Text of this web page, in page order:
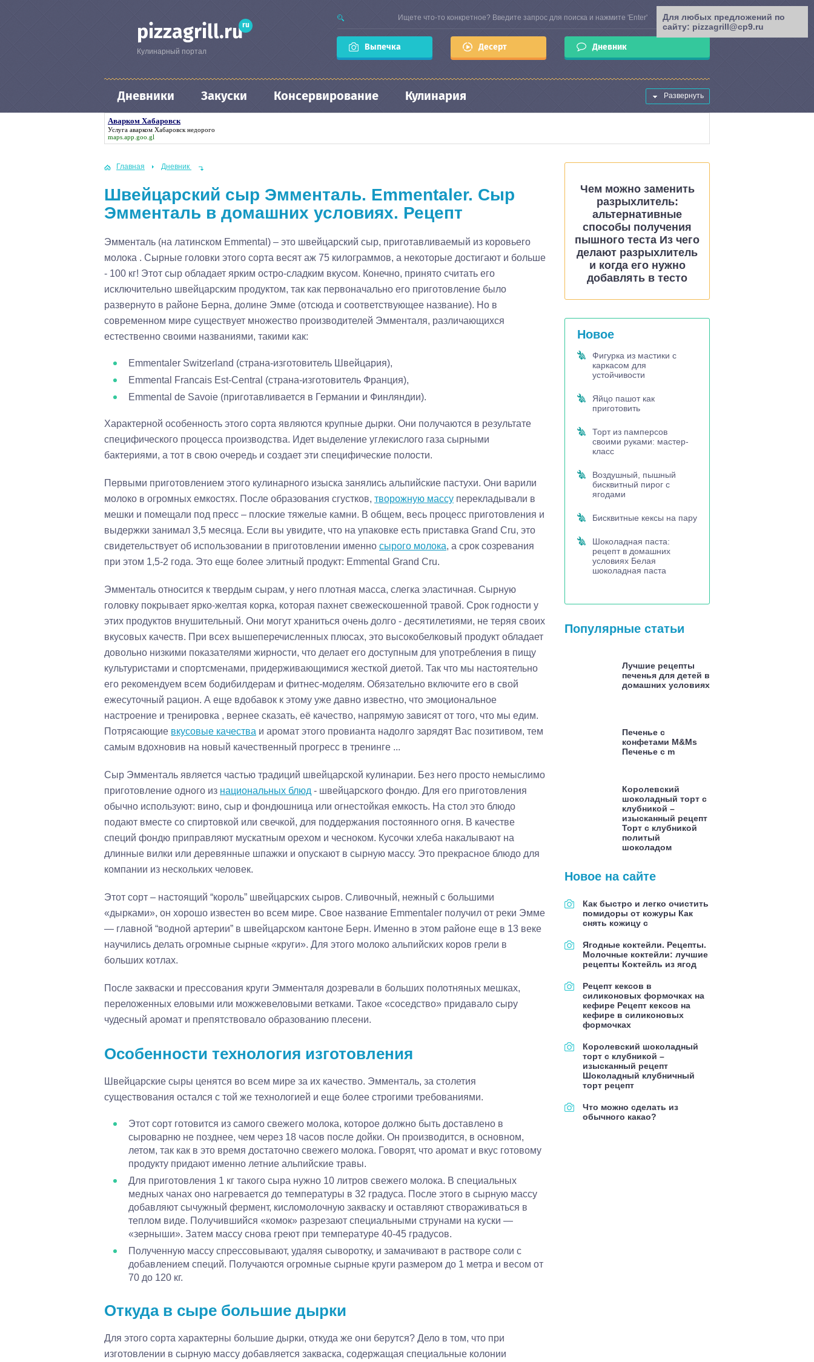
pizzagrill.ruru
Кулинарный портал Выпечка Десерт Дневник
Дневники Закуски Консервирование Кулинария Развернуть
Аварком Хабаровск
Услуга аварком Хабаровск недорого
maps.app.goo.gl
Главная Дневник
Швейцарский сыр Эмменталь. Emmentaler. Сыр
Эмменталь в домашних условиях. Рецепт
Эмменталь (на латинском Emmental) – это швейцарский сыр, приготавливаемый из коровьего
молока . Сырные головки этого сорта весят аж 75 килограммов, а некоторые достигают и больше
- 100 кг! Этот сыр обладает ярким остро-сладким вкусом. Конечно, принято считать его
исключительно швейцарским продуктом, так как первоначально его приготовление было
развернуто в районе Берна, долине Эмме (отсюда и соответствующее название). Но в
современном мире существует множество производителей Эмменталя, различающихся
естественно своими названиями, такими как:
Emmentaler Switzerland (страна-изготовитель Швейцария),
Emmental Francais Est-Central (страна-изготовитель Франция),
Emmental de Savoie (приготавливается в Германии и Финляндии).
Характерной особенность этого сорта являются крупные дырки. Они получаются в результате
специфического процесса производства. Идет выделение углекислого газа сырными
бактериями, а тот в свою очередь и создает эти специфические полости.
Первыми приготовлением этого кулинарного изыска занялись альпийские пастухи. Они варили
молоко в огромных емкостях. После образования сгустков, творожную массу перекладывали в
мешки и помещали под пресс – плоские тяжелые камни. В общем, весь процесс приготовления и
выдержки занимал 3,5 месяца. Если вы увидите, что на упаковке есть приставка Grand Cru, это
свидетельствует об использовании в приготовлении именно сырого молока, а срок созревания
при этом 1,5-2 года. Это еще более элитный продукт: Emmental Grand Cru.
Эмменталь относится к твердым сырам, у него плотная масса, слегка эластичная. Сырную
головку покрывает ярко-желтая корка, которая пахнет свежескошенной травой. Срок годности у
этих продуктов внушительный. Они могут храниться очень долго - десятилетиями, не теряя своих
вкусовых качеств. При всех вышеперечисленных плюсах, это высокобелковый продукт обладает
довольно низкими показателями жирности, что делает его доступным для употребления в пищу
культуристами и спортсменами, придерживающимися жесткой диетой. Так что мы настоятельно
его рекомендуем всем бодибилдерам и фитнес-моделям. Обязательно включите его в свой
ежесуточный рацион. А еще вдобавок к этому уже давно известно, что эмоциональное
настроение и тренировка , вернее сказать, её качество, напрямую зависят от того, что мы едим.
Потрясающие вкусовые качества и аромат этого провианта надолго зарядят Вас позитивом, тем
самым вдохновив на новый качественный прогресс в тренинге ...
Сыр Эмменталь является частью традиций швейцарской кулинарии. Без него просто немыслимо
приготовление одного из национальных блюд - швейцарского фондю. Для его приготовления
обычно используют: вино, сыр и фондюшница или огнестойкая емкость. На стол это блюдо
подают вместе со спиртовкой или свечкой, для поддержания постоянного огня. В качестве
специй фондю приправляют мускатным орехом и чесноком. Кусочки хлеба накалывают на
длинные вилки или деревянные шпажки и опускают в сырную массу. Это прекрасное блюдо для
компании из нескольких человек.
Этот сорт – настоящий “король” швейцарских сыров. Сливочный, нежный с большими
«дырками», он хорошо известен во всем мире. Свое название Emmentaler получил от реки Эмме
— главной “водной артерии” в швейцарском кантоне Берн. Именно в этом районе еще в 13 веке
научились делать огромные сырные «круги». Для этого молоко альпийских коров грели в
больших котлах.
После закваски и прессования круги Эмменталя дозревали в больших полотняных мешках,
переложенных еловыми или можжевеловыми ветками. Такое «соседство» придавало сыру
чудесный аромат и препятствовало образованию плесени.
Особенности технология изготовления
Швейцарские сыры ценятся во всем мире за их качество. Эмменталь, за столетия
существования остался с той же технологией и еще более строгими требованиями.
Этот сорт готовится из самого свежего молока, которое должно быть доставлено в
сыроварню не позднее, чем через 18 часов после дойки. Он производится, в основном,
летом, так как в это время достаточно свежего молока. Говорят, что аромат и вкус готовому
продукту придают именно летние альпийские травы.
Для приготовления 1 кг такого сыра нужно 10 литров свежего молока. В специальных
медных чанах оно нагревается до температуры в 32 градуса. После этого в сырную массу
добавляют сычужный фермент, кисломолочную закваску и оставляют створаживаться в
теплом виде. Получившийся «комок» разрезают специальными струнами на куски —
«зерныши». Затем массу снова греют при температуре 40-45 градусов.
Полученную массу спрессовывают, удаляя сыворотку, и замачивают в растворе соли с
добавлением специй. Получаются огромные сырные круги размером до 1 метра и весом от
70 до 120 кг.
Откуда в сыре большие дырки
Для этого сорта характерны большие дырки, откуда же они берутся? Дело в том, что при
изготовлении в сырную массу добавляется закваска, содержащая специальные колонии
Чем можно заменить
разрыхлитель:
альтернативные
способы получения
пышного теста Из чего
делают разрыхлитель
и когда его нужно
добавлять в тесто
Новое
Фигурка из мастики с
каркасом для
устойчивости
Яйцо пашот как
приготовить
Торт из памперсов
своими руками: мастер-
класс
Воздушный, пышный
бисквитный пирог с
ягодами
Бисквитные кексы на пару
Шоколадная паста:
рецепт в домашних
условиях Белая
шоколадная паста
Популярные статьи
Лучшие рецепты
печенья для детей в
домашних условиях
Печенье с
конфетами M&Ms
Печенье с m
Королевский
шоколадный торт с
клубникой –
изысканный рецепт
Торт с клубникой
политый
шоколадом
Новое на сайте
Как быстро и легко очистить
помидоры от кожуры Как
снять кожицу с
Ягодные коктейли. Рецепты.
Молочные коктейли: лучшие
рецепты Коктейль из ягод
Рецепт кексов в
силиконовых формочках на
кефире Рецепт кексов на
кефире в силиконовых
формочках
Королевский шоколадный
торт с клубникой –
изысканный рецепт
Шоколадный клубничный
торт рецепт
Что можно сделать из
обычного какао?
Для любых предложений по
сайту: pizzagrill@cp9.ru